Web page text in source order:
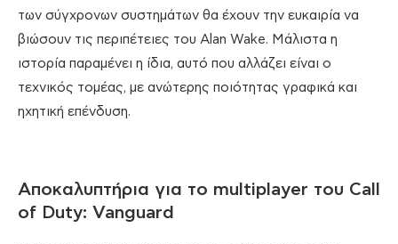
των σύγχρονων συστημάτων θα έχουν την ευκαιρία να
βιώσουν τις περιπέτειες του Alan Wake. Μάλιστα η
ιστορία παραμένει η ίδια, αυτό που αλλάζει είναι ο
τεχνικός τομέας, με ανώτερης ποιότητας γραφικά και
ηχητική επένδυση.
Αποκαλυπτήρια για το multiplayer του Call
of Duty: Vanguard